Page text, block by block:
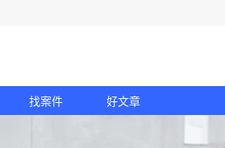
找案件 好文章